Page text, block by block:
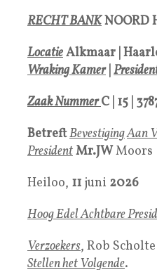
RECHT BANKNOORD
LocatieAlkmaar |
Wraking Kamer|
Zaak NummerC | 15 |
BetreftBevestigingAan
PresidentMr.JWMoors
Heiloo, 11 juni 2026
Hoog Edel Achtbare
Verzoekers, Rob
Stellen het Volgende.